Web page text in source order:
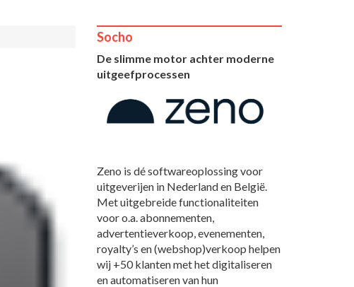
Socho
De slimme motor achter moderne
uitgeefprocessen
Zeno is dé softwareoplossing voor
uitgeverijen in Nederland en België.
Met uitgebreide functionaliteiten
voor o.a. abonnementen,
advertentieverkoop, evenementen,
royalty’s en (webshop)verkoop helpen
wij +50 klanten met het digitaliseren
en automatiseren van hun